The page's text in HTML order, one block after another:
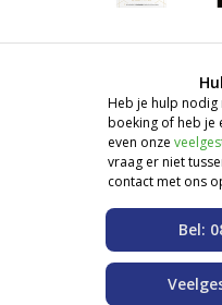
Heb je hulp nodig
boeking of heb je
even onze
vraag er niet
contact met ons
Bel: